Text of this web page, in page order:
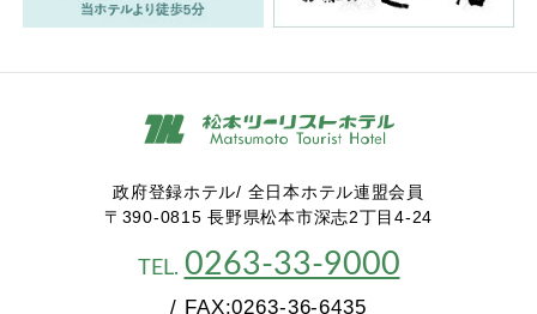
政府登録ホテル/ 全日本ホテル連盟会員
〒390-0815 長野県松本市深志2丁目4-24
TEL. 0263-33-9000
/ FAX:0263-36-6435